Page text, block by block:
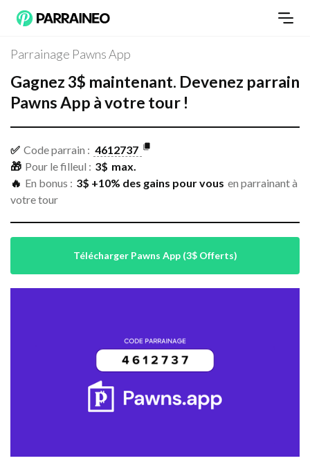
Parrainage Pawns App
Gagnez3$ maintenant. Devenez parrain
Pawns App à votre tour !
✅ Code parrain : 4612737
🎁 Pour le filleul : 3$ max.
🔥 En bonus : 3$ +10% des gains pour vous en parrainant à
votre tour
Télécharger Pawns App (3$ Offerts)
Pawns App